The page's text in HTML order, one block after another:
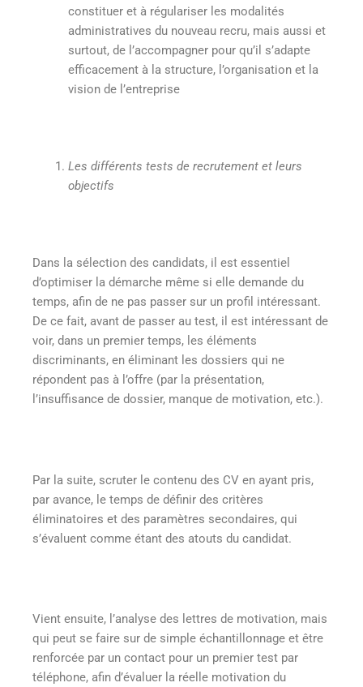
constituer et à régulariser les modalités
administratives du nouveau recru, mais aussi et
surtout, de l’accompagner pour qu’il s’adapte
efficacement à la structure, l’organisation et la
vision de l’entreprise
Les différents tests de recrutement et leurs
objectifs
Dans la sélection des candidats, il est essentiel
d’optimiser la démarche même si elle demande du
temps, afin de ne pas passer sur un profil intéressant.
De ce fait, avant de passer au test, il est intéressant de
voir, dans un premier temps, les éléments
discriminants, en éliminant les dossiers qui ne
répondent pas à l’offre (par la présentation,
l’insuffisance de dossier, manque de motivation, etc.).
Par la suite, scruter le contenu des CV en ayant pris,
par avance, le temps de définir des critères
éliminatoires et des paramètres secondaires, qui
s’évaluent comme étant des atouts du candidat.
Vient ensuite, l’analyse des lettres de motivation, mais
qui peut se faire sur de simple échantillonnage et être
renforcée par un contact pour un premier test par
téléphone, afin d’évaluer la réelle motivation du